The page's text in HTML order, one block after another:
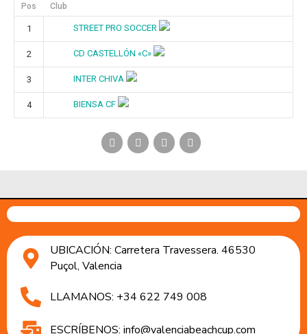
Pos Club
1 STREET PRO SOCCER
2 CD CASTELLÓN «C»
3 INTER CHIVA
4 BIENSA CF
UBICACIÓN: Carretera Travessera. 46530
Puçol, Valencia
LLAMANOS: +34 622 749 008
ESCRÍBENOS: info@valenciabeachcup.com